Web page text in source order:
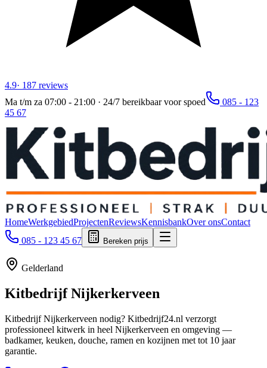
4.9· 187 reviews
Ma t/m za 07:00 - 21:00 · 24/7 bereikbaar voor spoed
085 - 123
45 67
HomeWerkgebiedProjectenReviewsKennisbankOver onsContact
085 - 123 45 67
Bereken prijs
Gelderland
KitbedrijfNijkerkerveen
Kitbedrijf Nijkerkerveen nodig? Kitbedrijf24.nl verzorgt
professioneel kitwerk in heel Nijkerkerveen en omgeving —
badkamer, keuken, douche, ramen en kozijnen met tot 10 jaar
garantie.